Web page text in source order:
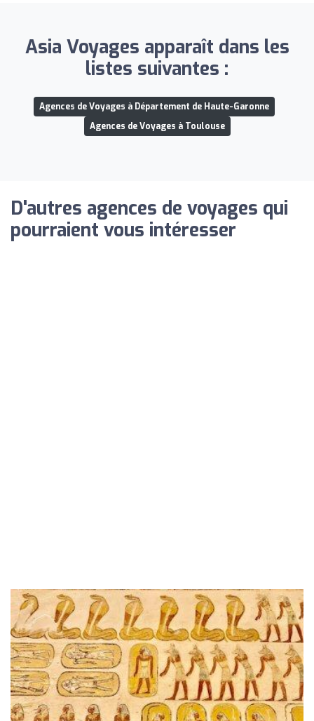
Asia Voyages apparaît dans les
listes suivantes :
Agences de Voyages à Département de Haute-Garonne
Agences de Voyages à Toulouse
D'autres agences de voyages qui
pourraient vous intéresser